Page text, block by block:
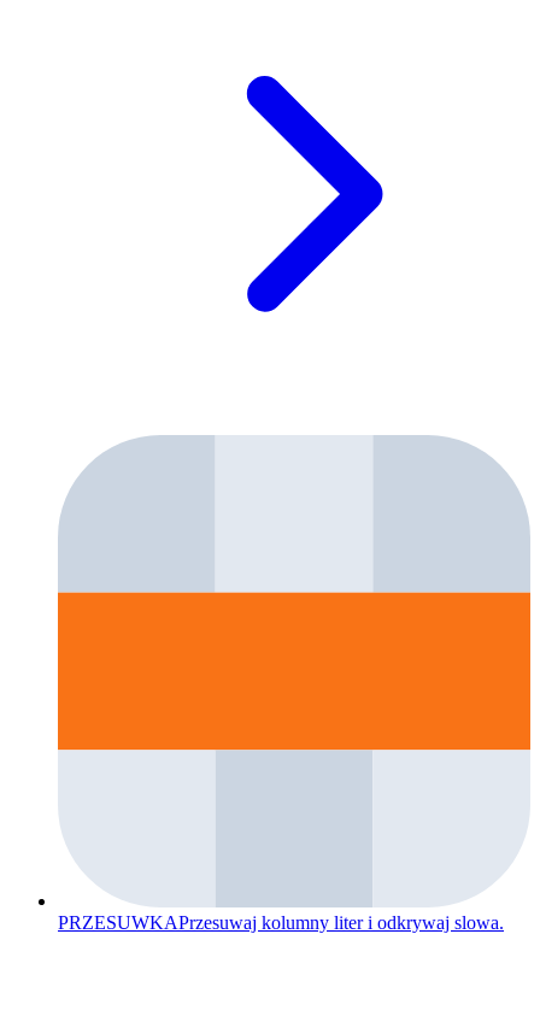
PRZESUWKAPrzesuwaj kolumny liter i odkrywaj slowa.